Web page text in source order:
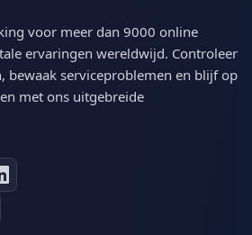
voor meer dan 9000 online
ervaringen wereldwijd. Controleer
bewaak serviceproblemen en blijf op
met ons uitgebreide